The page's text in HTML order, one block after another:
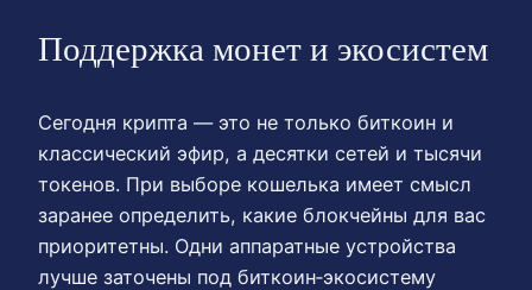
Поддержка монет и экосистем
Сегодня крипта — это не только биткоин и
классический эфир, а десятки сетей и тысячи
токенов. При выборе кошелька имеет смысл
заранее определить, какие блокчейны для вас
приоритетны. Одни аппаратные устройства
лучше заточены под биткоин‑экосистему